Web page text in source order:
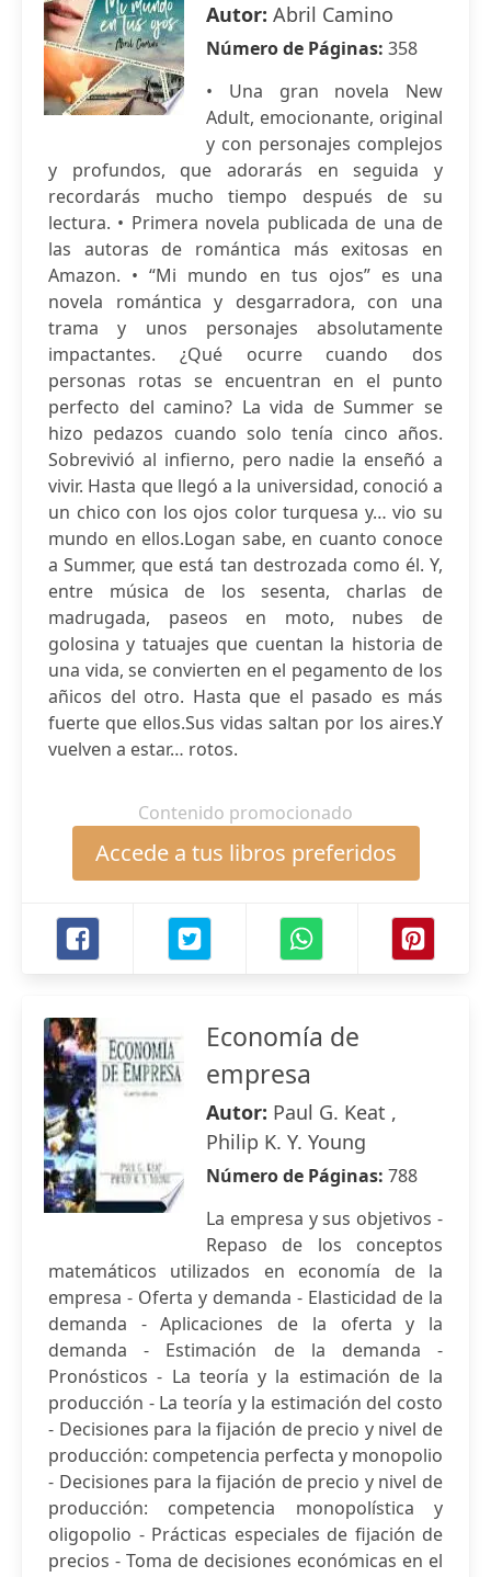
Autor: Abril Camino
Número de Páginas: 358
• Una gran novela New
Adult, emocionante, original
y con personajes complejos
y profundos, que adorarás en seguida y
recordarás mucho tiempo después de su
lectura. • Primera novela publicada de una de
las autoras de romántica más exitosas en
Amazon. • “Mi mundo en tus ojos” es una
novela romántica y desgarradora, con una
trama y unos personajes absolutamente
impactantes. ¿Qué ocurre cuando dos
personas rotas se encuentran en el punto
perfecto del camino? La vida de Summer se
hizo pedazos cuando solo tenía cinco años.
Sobrevivió al infierno, pero nadie la enseñó a
vivir. Hasta que llegó a la universidad, conoció a
un chico con los ojos color turquesa y… vio su
mundo en ellos.Logan sabe, en cuanto conoce
a Summer, que está tan destrozada como él. Y,
entre música de los sesenta, charlas de
madrugada, paseos en moto, nubes de
golosina y tatuajes que cuentan la historia de
una vida, se convierten en el pegamento de los
añicos del otro. Hasta que el pasado es más
fuerte que ellos.Sus vidas saltan por los aires.Y
vuelven a estar… rotos.
Contenido promocionado
Accede a tus libros preferidos
Economía de
empresa
Autor: Paul G. Keat ,
Philip K. Y. Young
Número de Páginas: 788
La empresa y sus objetivos -
Repaso de los conceptos
matemáticos utilizados en economía de la
empresa - Oferta y demanda - Elasticidad de la
demanda - Aplicaciones de la oferta y la
demanda - Estimación de la demanda -
Pronósticos - La teoría y la estimación de la
producción - La teoría y la estimación del costo
- Decisiones para la fijación de precio y nivel de
producción: competencia perfecta y monopolio
- Decisiones para la fijación de precio y nivel de
producción: competencia monopolística y
oligopolio - Prácticas especiales de fijación de
precios - Toma de decisiones económicas en el